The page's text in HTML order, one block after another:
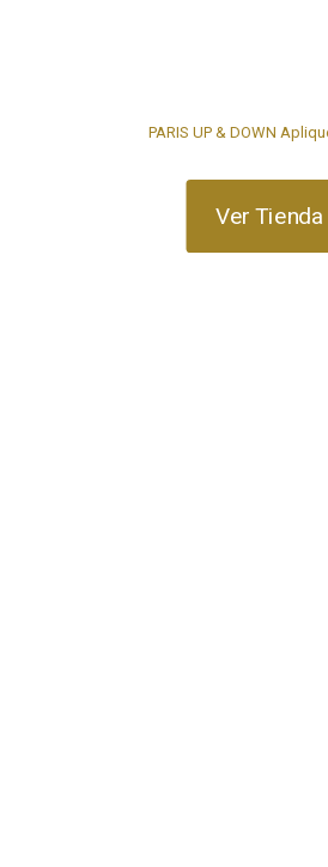
PARIS UP & DOWN
Ver Tienda